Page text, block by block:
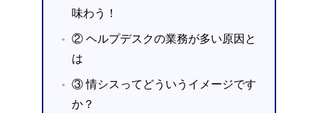
味わう！
② ヘルプデスクの業務が多い原因と
は
③ 情シスってどういうイメージです
か？